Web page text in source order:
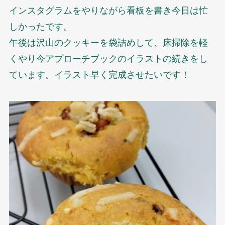
インスタグラムをやりながら看板を書き今日は忙
しかったです。
午後は沢山のクッキーを袋詰めして、床掃除を軽
くやり今アプローチブックのイラストの続きをし
ています。イラスト早く完成させたいです！